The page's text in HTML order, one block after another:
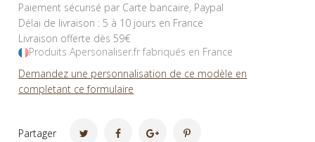
Paiement sécurisé par Carte bancaire, Paypal
Délai de livraison : 5 à 10 jours en France
Livraison offerte dès 59€
Produits Apersonaliser.fr fabriqués en France
Demandez une personnalisation de ce modèle en
completant ce formulaire
Partager